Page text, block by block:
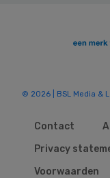
© 2026 | BSL Media &
Contact
Privacy
Voorwaarden